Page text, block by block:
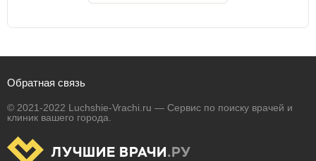
Обратная связь
© 2021-2022 Luchshie-Vrachi.ru — Сервис по поиску врачей и
клиник вашего города.
ЛУЧШИЕ ВРАЧИ.РУ